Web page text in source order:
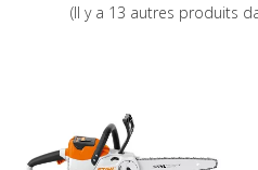
(Il y a 13 autres produits